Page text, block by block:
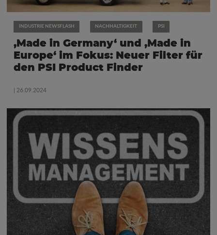
INDUSTRIE NEWSFLASH NACHHALTIGKEIT PSI
‚Made in Germany‘ und ‚Made in
Europe‘ im Fokus: Neuer Filter für
den PSI Product Finder
| 26.09.2024